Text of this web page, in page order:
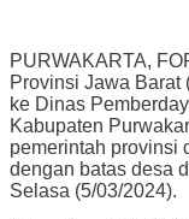
PURWAKARTA,
Provinsi Jawa Barat
ke Dinas
Kabupaten
pemerintah provinsi
dengan batas desa
Selasa (5/03/2024).